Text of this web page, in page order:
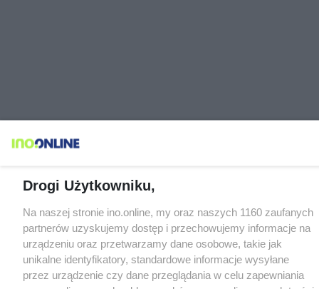
Drogi Użytkowniku,
Na naszej stronie ino.online, my oraz naszych 1160 zaufanych
partnerów uzyskujemy dostęp i przechowujemy informacje na
urządzeniu oraz przetwarzamy dane osobowe, takie jak
unikalne identyfikatory, standardowe informacje wysyłane
przez urządzenie czy dane przeglądania w celu zapewniania